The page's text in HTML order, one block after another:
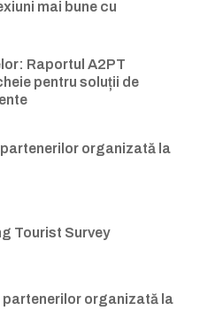
mai bune cu
Raportul A2PT
pentru soluții de
organizată la
Tourist Survey
partenerilor organizată la